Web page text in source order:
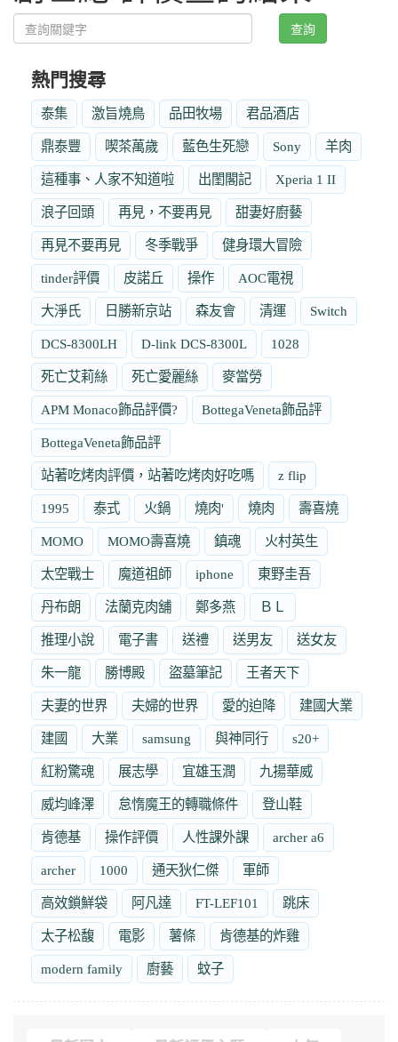
查詢
熱門搜尋
泰集 激旨燒鳥 品田牧場 君品酒店
鼎泰豐 喫茶萬歲 藍色生死戀 Sony 羊肉
這種事、人家不知道啦 出閨閣記 Xperia 1 II
浪子回頭 再見，不要再見 甜妻好廚藝
再見不要再見 冬季戰爭 健身環大冒險
tinder評價 皮諾丘 操作 AOC電視
大淨氏 日勝新京站 森友會 清運 Switch
DCS-8300LH D-link DCS-8300L 1028
死亡艾莉絲 死亡愛麗絲 麥當勞
APM Monaco飾品評價? BottegaVeneta飾品評
BottegaVeneta飾品評
站著吃烤肉評價，站著吃烤肉好吃嗎 z flip
1995 泰式 火鍋 燒肉' 燒肉 壽喜燒
MOMO MOMO壽喜燒 鎮魂 火村英生
太空戰士 魔道祖師 iphone 東野圭吾
丹布朗 法蘭克肉舖 鄭多燕 ＢＬ
推理小說 電子書 送禮 送男友 送女友
朱一龍 勝博殿 盜墓筆記 王者天下
夫妻的世界 夫婦的世界 愛的迫降 建國大業
建國 大業 samsung 與神同行 s20+
紅粉驚魂 展志學 宜雄玉潤 九揚華威
威均峰澤 怠惰魔王的轉職條件 登山鞋
肯德基 操作評價 人性課外課 archer a6
archer 1000 通天狄仁傑 軍師
高效鎖鮮袋 阿凡達 FT-LEF101 跳床
太子松馥 電影 薯條 肯德基的炸雞
modern family 廚藝 蚊子